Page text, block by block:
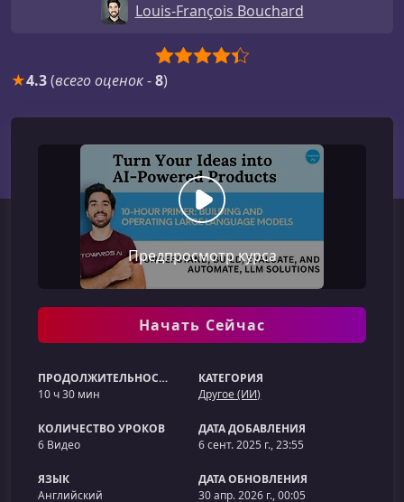
Louis-François Bouchard
★4.3(всего оценок-8)
Предпросмотр курса
Начать Сейчас
ПРОДОЛЖИТЕЛЬНОСТЬ
10 ч 30 мин
КАТЕГОРИЯ
Другое (ИИ)
КОЛИЧЕСТВО УРОКОВ
6 Видео
ДАТА ДОБАВЛЕНИЯ
6 сент. 2025 г., 23:55
ЯЗЫК
Английский
ДАТА ОБНОВЛЕНИЯ
30 апр. 2026 г., 00:05